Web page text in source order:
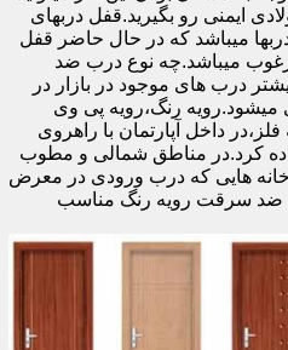
ایمنی رو بگیرید.قفل دربهای
میباشد که در حال حاضر قفل
میباشد.چه نوع درب ضد
درب های موجود در بازار در
بندی میشود.رویه رنگ،رویه پی وی
داخل آپارتمان با راهروی
کرد.در مناطق شمالی و مطوب
هایی که درب ورودی در معرض
ضد سرقت رویه رنگ مناسب